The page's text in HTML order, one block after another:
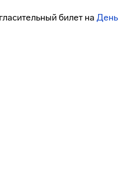
билет на День